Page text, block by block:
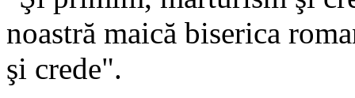
noastră maică biserica
şi crede".